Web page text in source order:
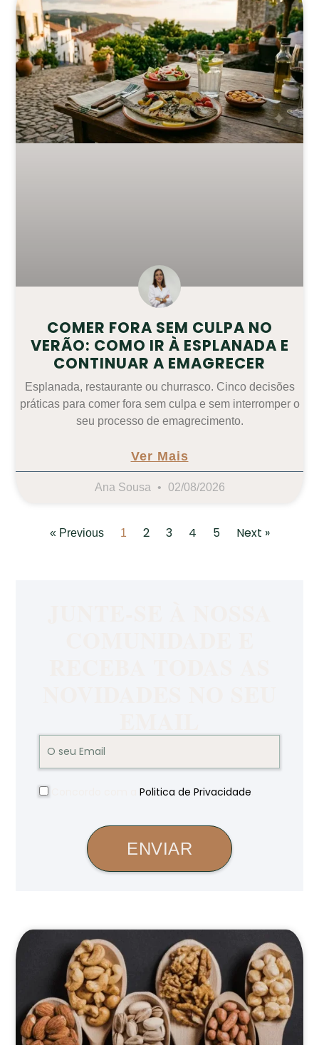
COMER FORA SEM CULPA NO
VERÃO: COMO IR À ESPLANADA E
CONTINUAR A EMAGRECER
Esplanada, restaurante ou churrasco. Cinco decisões
práticas para comer fora sem culpa e sem interromper o
seu processo de emagrecimento.
Ver Mais
Ana Sousa 02/08/2026
« Previous 1 2 3 4 5 Next »
Politica de Privacidade
ENVIAR